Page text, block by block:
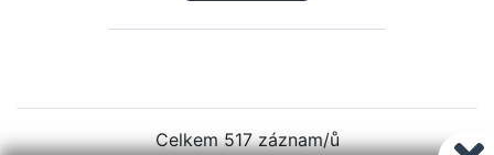
Celkem 517 záznam/ů